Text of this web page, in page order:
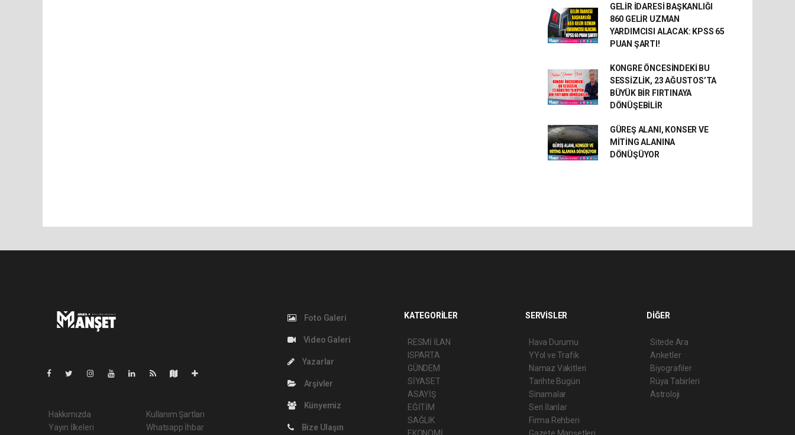
GELİR İDARESİ BAŞKANLIĞI
860 GELİR UZMAN
YARDIMCISI ALACAK: KPSS 65
PUAN ŞARTI!
KONGRE ÖNCESİNDEKİ BU
SESSİZLİK, 23 AĞUSTOS’TA
BÜYÜK BİR FIRTINAYA
DÖNÜŞEBİLİR
GÜREŞ ALANI, KONSER VE
MİTİNG ALANINA
DÖNÜŞÜYOR
Hakkımızda
Yayın İlkeleri
Kullanım Şartları
Whatsapp İhbar
Foto Galeri
Video Galeri
Yazarlar
Arşivler
Künyemiz
Bize Ulaşın
KATEGORİLER
RESMİ İLAN
ISPARTA
GÜNDEM
SİYASET
ASAYİŞ
EĞİTİM
SAĞLIK
SERVİSLER
Hava Durumu
YYol ve Trafik
Namaz Vakitleri
Tarihte Bugün
Sinamalar
Seri İlanlar
Firma Rehberi
DİĞER
Sitede Ara
Anketler
Biyografiler
Rüya Tabirleri
Astroloji